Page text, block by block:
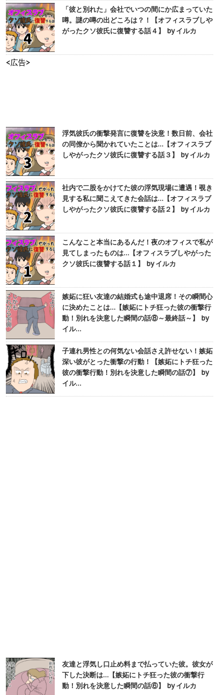
「彼と別れた」会社でいつの間にか広まっていた
噂。謎の噂の出どころは？！【オフィスラブしや
がったクソ彼氏に復讐する話４】 by イルカ
<広告>
浮気彼氏の衝撃発言に復讐を決意！数日前、会社
の同僚から聞かれていたことは…【オフィスラブ
しやがったクソ彼氏に復讐する話３】 by イルカ
社内で二股をかけてた彼の浮気現場に遭遇！覗き
見する私に聞こえてきた会話は…【オフィスラブ
しやがったクソ彼氏に復讐する話２】 by イルカ
こんなこと本当にあるんだ！夜のオフィスで私が
見てしまったものは…【オフィスラブしやがった
クソ彼氏に復讐する話１】 by イルカ
嫉妬に狂い友達の結婚式も途中退席！その瞬間心
に決めたことは…【嫉妬にトチ狂った彼の衝撃行
動！別れを決意した瞬間の話⑧～最終話～】 by
イル…
子連れ男性との何気ない会話さえ許せない！嫉妬
深い彼がとった衝撃の行動！【嫉妬にトチ狂った
彼の衝撃行動！別れを決意した瞬間の話⑦】 by
イル…
友達と浮気し口止め料まで払っていた彼。彼女が
下した決断は…【嫉妬にトチ狂った彼の衝撃行
動！別れを決意した瞬間の話⑥】 by イルカ